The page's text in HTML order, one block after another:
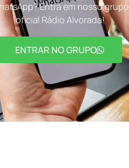
Entra em nosso grupo
oficial Rádio Alvorada!
ENTRAR NO GRUPO